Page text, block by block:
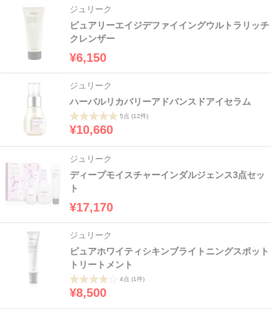
ジュリーク
ピュアリーエイジデファイイングウルトラリッチ
クレンザー
¥6,150
ジュリーク
ハーバルリカバリーアドバンスドアイセラム
5点 (12件)
¥10,660
ジュリーク
ディープモイスチャーインダルジェンス3点セッ
ト
¥17,170
ジュリーク
ピュアホワイティシキンブライトニングスポット
トリートメント
4点 (1件)
¥8,500